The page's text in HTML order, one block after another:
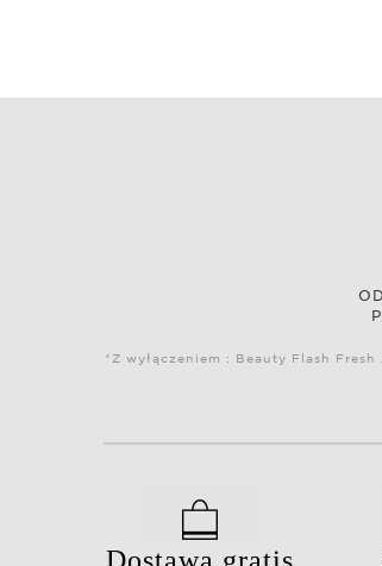
*Z wyłączeniem : Beauty Flash